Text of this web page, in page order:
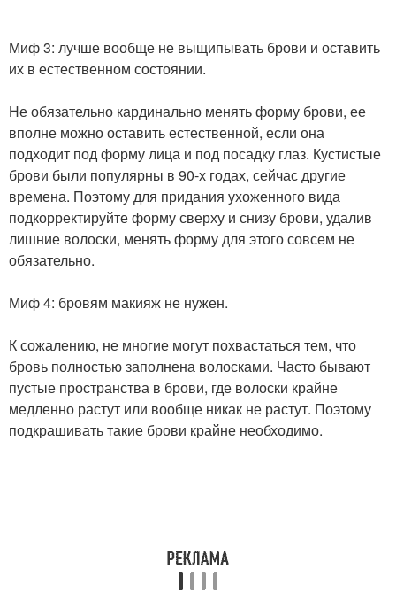
Миф 3: лучше вообще не выщипывать брови и оставить
их в естественном состоянии.
Не обязательно кардинально менять форму брови, ее
вполне можно оставить естественной, если она
подходит под форму лица и под посадку глаз. Кустистые
брови были популярны в 90-х годах, сейчас другие
времена. Поэтому для придания ухоженного вида
подкорректируйте форму сверху и снизу брови, удалив
лишние волоски, менять форму для этого совсем не
обязательно.
Миф 4: бровям макияж не нужен.
К сожалению, не многие могут похвастаться тем, что
бровь полностью заполнена волосками. Часто бывают
пустые пространства в брови, где волоски крайне
медленно растут или вообще никак не растут. Поэтому
подкрашивать такие брови крайне необходимо.